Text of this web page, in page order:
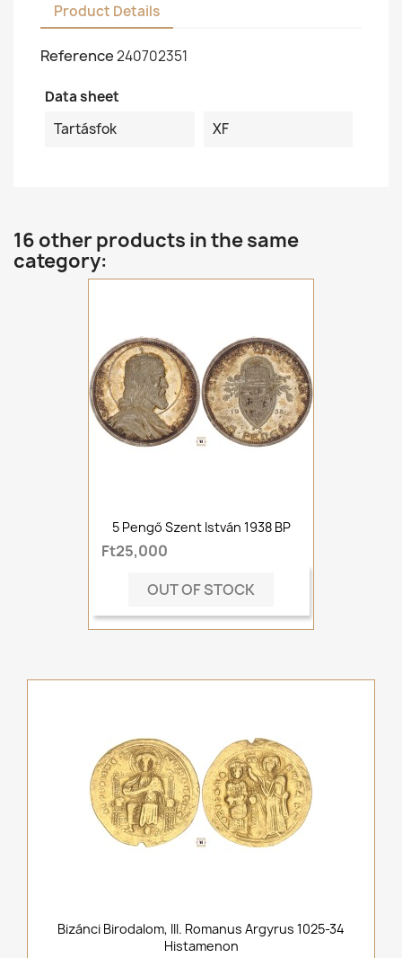
Product Details
Reference240702351
Data sheet
Tartásfok
XF
16 other products in the same
category:
5 Pengő Szent István 1938 BP
Ft25,000
OUT OF STOCK
Bizánci Birodalom, III. Romanus Argyrus 1025-34
Histamenon